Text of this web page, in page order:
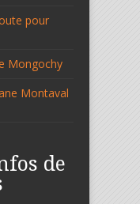
pour
Mongochy
Montaval
de